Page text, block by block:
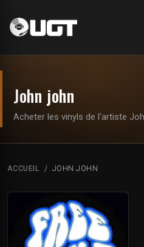
John john
Acheter les vinyls de l'artiste
ACCUEIL JOHN JOHN